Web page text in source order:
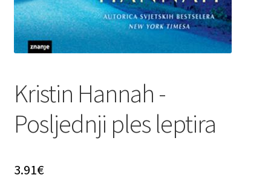
Kristin Hannah -
Posljednji ples leptira
3.91€